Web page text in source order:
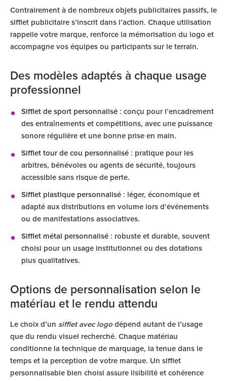
Contrairement à de nombreux objets publicitaires passifs, le
sifflet publicitaire s’inscrit dans l’action. Chaque utilisation
rappelle votre marque, renforce la mémorisation du logo et
accompagne vos équipes ou participants sur le terrain.
Des modèles adaptés à chaque usage
professionnel
Sifflet de sport personnalisé : conçu pour l’encadrement
des entraînements et compétitions, avec une puissance
sonore régulière et une bonne prise en main.
Sifflet tour de cou personnalisé : pratique pour les
arbitres, bénévoles ou agents de sécurité, toujours
accessible sans risque de perte.
Sifflet plastique personnalisé : léger, économique et
adapté aux distributions en volume lors d’événements
ou de manifestations associatives.
Sifflet métal personnalisé : robuste et durable, souvent
choisi pour un usage institutionnel ou des dotations
plus qualitatives.
Options de personnalisation selon le
matériau et le rendu attendu
Le choix d’un sifflet avec logo dépend autant de l’usage
que du rendu visuel recherché. Chaque matériau
conditionne la technique de marquage, la tenue dans le
temps et la perception de votre marque. Un sifflet
personnalisable bien choisi assure lisibilité et cohérence